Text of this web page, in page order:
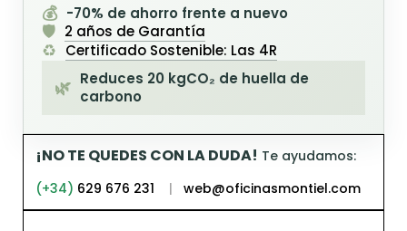
💰 -70% de ahorro frente a nuevo
🛡️ 2 años de Garantía
♻️ Certificado Sostenible: Las 4R
🌿 Reduces 20 kgCO₂ de huella de
carbono
¡NO TE QUEDES CON LA DUDA! Te ayudamos:
(+34) 629 676 231 | web@oficinasmontiel.com